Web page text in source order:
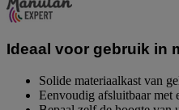
Ideaal voor gebruik in
Solide materiaalkast van
Eenvoudig afsluitbaar met